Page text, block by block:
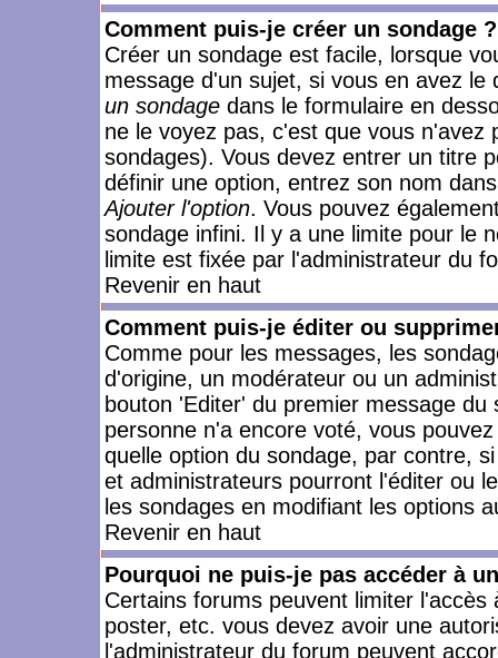
Comment puis-je créer un sondage ?
Créer un sondage est facile, lorsque
message d'un sujet, si vous en avez
un sondage dans le formulaire en
ne le voyez pas, c'est que vous
sondages). Vous devez entrer un titre
définir une option, entrez son nom
Ajouter l'option. Vous pouvez
sondage infini. Il y a une limite pour le
limite est fixée par l'administrateur du
Revenir en haut
Comment puis-je éditer ou
Comme pour les messages, les
d'origine, un modérateur ou un
bouton 'Editer' du premier message
personne n'a encore voté, vous
quelle option du sondage, par contre,
et administrateurs pourront l'éditer ou
les sondages en modifiant les options
Revenir en haut
Pourquoi ne puis-je pas accéder à
Certains forums peuvent limiter
poster, etc. vous devez avoir une
l'administrateur du forum peuvent